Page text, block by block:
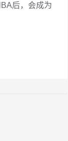
后，会成为